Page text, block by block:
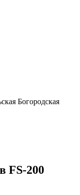
Богородская
FS-200